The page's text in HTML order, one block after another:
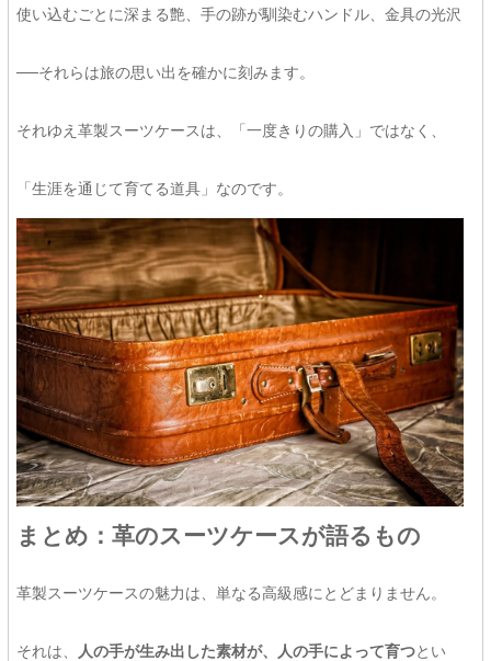
使い込むごとに深まる艶、手の跡が馴染むハンドル、金具の光沢
──それらは旅の思い出を確かに刻みます。
それゆえ革製スーツケースは、「一度きりの購入」ではなく、
「生涯を通じて育てる道具」なのです。
まとめ：革のスーツケースが語るもの
革製スーツケースの魅力は、単なる高級感にとどまりません。
それは、 人の手が生み出した素材が、人の手によって育つとい